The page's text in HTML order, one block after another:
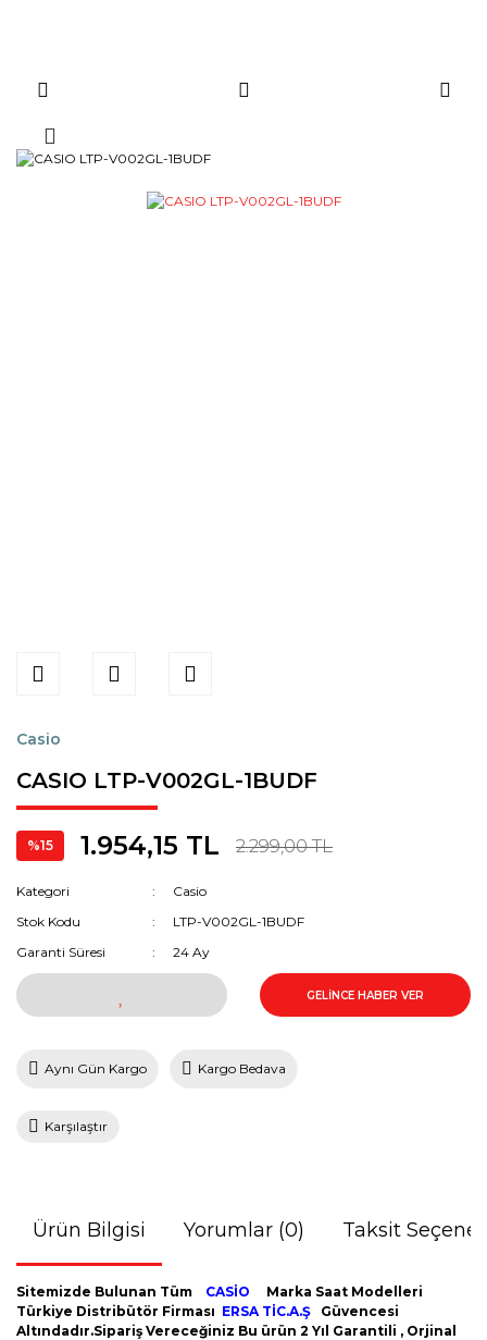
Casio
CASIO LTP-V002GL-1BUDF
%15 1.954,15 TL 2.299,00 TL
Kategori
Casio
Stok Kodu
LTP-V002GL-1BUDF
Garanti Süresi
24 Ay
GELİNCE HABER VER
Aynı Gün Kargo Kargo Bedava
Karşılaştır
Ürün Bilgisi Yorumlar (0) Taksit
Sitemizde Bulunan Tüm CASİO
Marka Saat Modelleri
Türkiye Distribütör Firması ERSA TİC.A.Ş
Güvencesi
Altındadır.Sipariş Vereceğiniz Bu ürün 2 Yıl Garantili , Orjinal